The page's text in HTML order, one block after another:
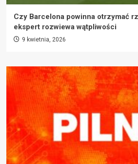
Czy Barcelona powinna otrzymać
ekspert rozwiewa wątpliwości
9 kwietnia, 2026